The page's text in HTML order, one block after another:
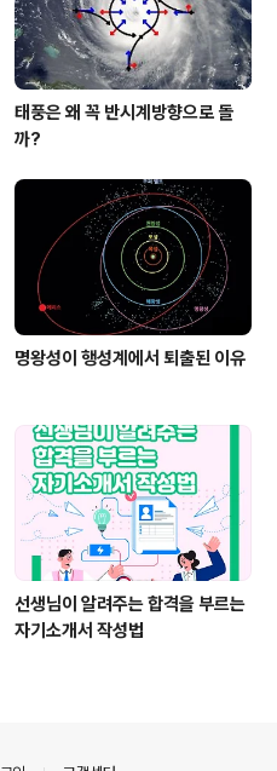
태풍은 왜 꼭 반시계방향으로 돌
까?
명왕성이 행성계에서 퇴출된 이유
선생님이 알려주는 합격을 부르는
자기소개서 작성법